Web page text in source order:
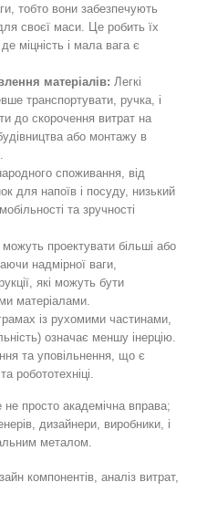
тобто вони забезпечують
своєї маси. Це робить їх
міцність і мала вага є
матеріалів: Легкі
транспортувати, ручка, і
до скорочення витрат на
або монтажу в
споживання, від
для напоїв і посуду, низький
та зручності
можуть проектувати більші або
надмірної ваги,
які можуть бути
матеріалами.
із рухомими частинами,
означає меншу інерцію.
та уповільнення, що є
робототехніці.
не просто академічна вправа;
дизайнери, виробники, і
металом.
компонентів, аналіз витрат,